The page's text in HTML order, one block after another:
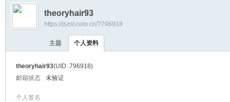
›
theoryhair93
https://jszst.com.cn/?796918
主题 个人资料
theoryhair93(UID: 796918)
邮箱状态
未验证
个人签名